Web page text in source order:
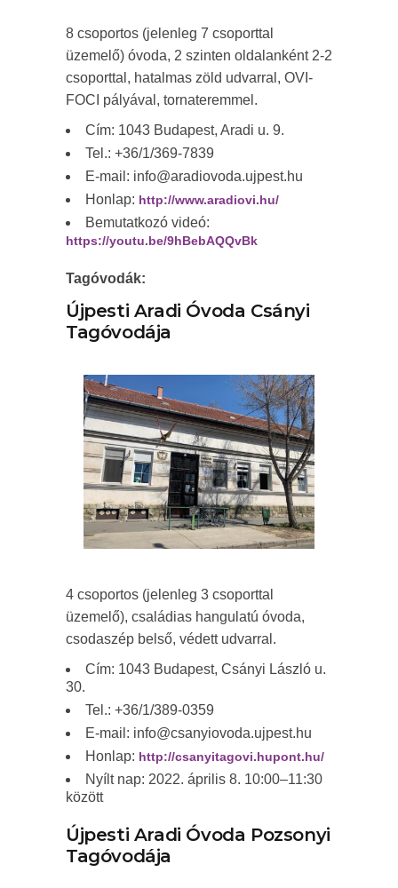
8 csoportos (jelenleg 7 csoporttal
üzemelő) óvoda, 2 szinten oldalanként 2-2
csoporttal, hatalmas zöld udvarral, OVI-
FOCI pályával, tornateremmel.
Cím: 1043 Budapest, Aradi u. 9.
Tel.: +36/1/369-7839
E-mail: info@aradiovoda.ujpest.hu
Honlap: http://www.aradiovi.hu/
Bemutatkozó videó:
https://youtu.be/9hBebAQQvBk
Tagóvodák:
Újpesti Aradi Óvoda Csányi
Tagóvodája
4 csoportos (jelenleg 3 csoporttal
üzemelő), családias hangulatú óvoda,
csodaszép belső, védett udvarral.
Cím: 1043 Budapest, Csányi László u.
30.
Tel.: +36/1/389-0359
E-mail: info@csanyiovoda.ujpest.hu
Honlap: http://csanyitagovi.hupont.hu/
Nyílt nap: 2022. április 8. 10:00–11:30
között
Újpesti Aradi Óvoda Pozsonyi
Tagóvodája